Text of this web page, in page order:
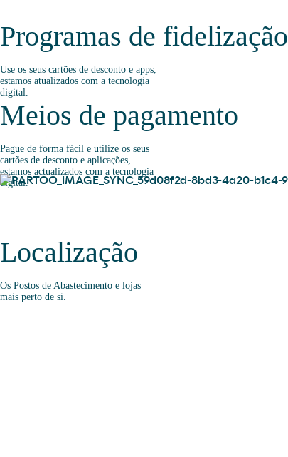
Programas de fidelização
Use os seus cartões de desconto e apps,
estamos atualizados com a tecnologia
digital.
Meios de pagamento
Pague de forma fácil e utilize os seus
cartões de desconto e aplicações,
estamos actualizados com a tecnologia
digital.
Localização
Os Postos de Abastecimento e lojas
mais perto de si.